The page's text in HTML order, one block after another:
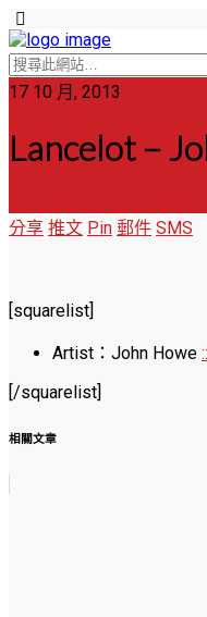
17 10 月, 2013
Lancelot –
分享 推文 Pin 郵件 SMS
[squarelist]
Artist：John Howe
[/squarelist]
相關文章